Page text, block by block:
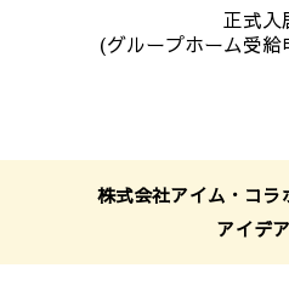
正式入
(グループホーム受
株式会社アイム・コラ
アイデ